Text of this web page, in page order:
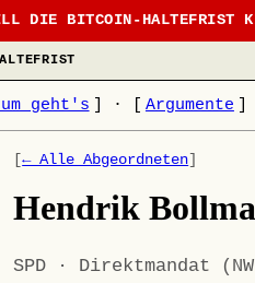
DIE BITCOIN-HALTEFRIST
geht's · Argumente
[← Alle Abgeordneten]
Hendrik
SPD · Direktmandat